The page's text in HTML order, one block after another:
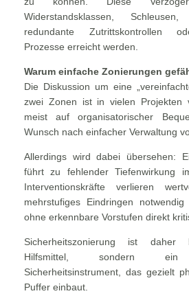
Widerstandsklassen,
redundante Zutrittskontrollen
Prozesse erreicht werden.
Warum einfache Zonierungen
Die Diskussion um eine
zwei Zonen ist in vielen Projekten
meist auf organisatorischer
Wunsch nach einfacher Verwaltung
Allerdings wird dabei übersehen:
führt zu fehlender Tiefenwirkung
Interventionskräfte verlieren
mehrstufiges Eindringen
ohne erkennbare Vorstufen direkt
Sicherheitszonierung ist daher
Hilfsmittel, sondern ein
Sicherheitsinstrument, das gezielt
Puffer einbaut.